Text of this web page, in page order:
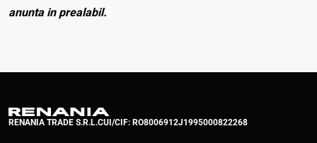
anunta in prealabil.
RENANIA TRADE S.R.L.CUI/CIF: RO8006912J1995000822268